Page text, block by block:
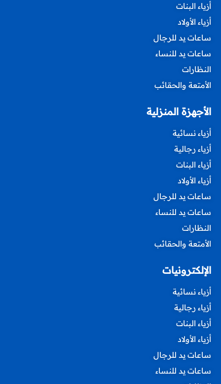
أزياء البنات
أزياء الأولاد
ساعات يد للرجال
ساعات يد للنساء
النظارات
الأمتعة والحقائب
الأجهزة المنزلية
أزياء نسائية
أزياء رجالية
أزياء البنات
أزياء الأولاد
ساعات يد للرجال
ساعات يد للنساء
النظارات
الأمتعة والحقائب
الإلكترونيات
أزياء نسائية
أزياء رجالية
أزياء البنات
أزياء الأولاد
ساعات يد للرجال
ساعات يد للنساء